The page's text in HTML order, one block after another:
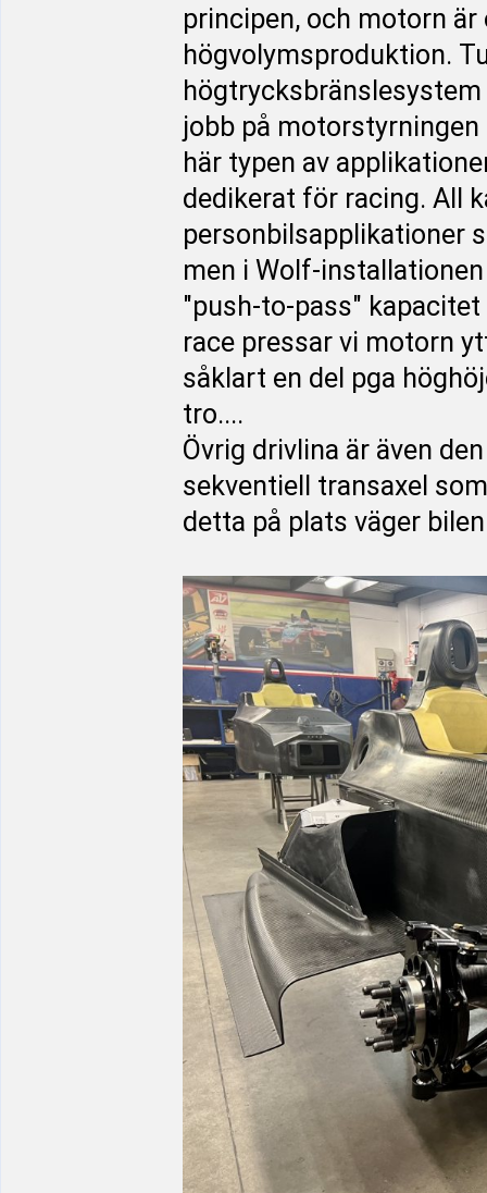
principen, och motorn är
högvolymsproduktion.
jobb på
här typen av
dedikerat för racing. All
personbilsapplikationer
men i Wolf-
"push-to-pass"
race pressar vi motorn
såklart en del pga
tro....
Övrig drivlina är även
sekventiell transaxel
detta på plats väger